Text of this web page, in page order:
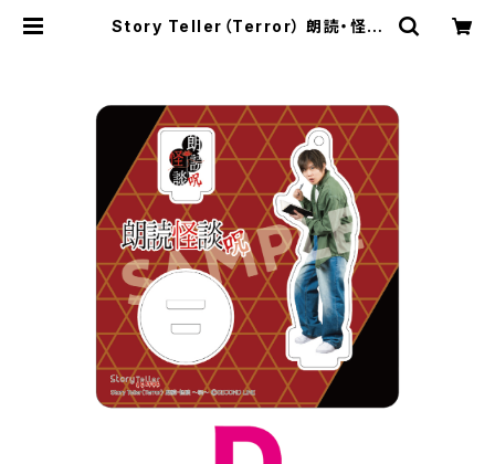
Story Teller（Terror） 朗読・怪談